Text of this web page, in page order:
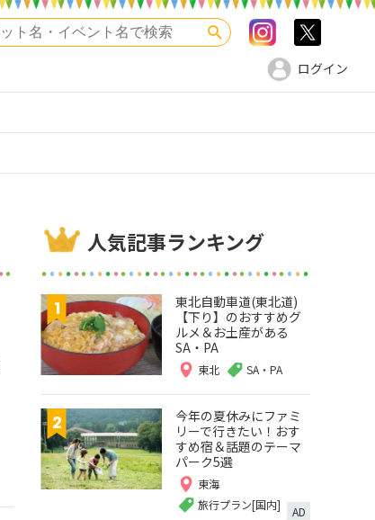
検索 Instagram
ログイン
人気記事ランキング
東北自動車道(東北道)
【下り】のおすすめグ
ルメ＆お土産がある
SA・PA
東北 SA・PA
今年の夏休みにファミ
リーで行きたい！おす
すめ宿＆話題のテーマ
パーク5選
東海
旅行プラン[国内]
AD